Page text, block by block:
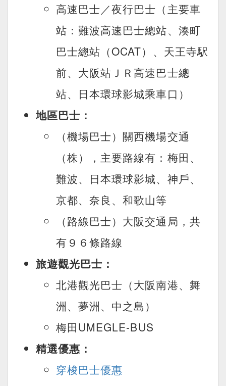
高速巴士／夜行巴士（主要車
站：難波高速巴士總站、湊町
巴士總站（OCAT）、天王寺駅
前、大阪站ＪＲ高速巴士總
站、日本環球影城乘車口）
地區巴士：
（機場巴士）關西機場交通
（株），主要路線有：梅田、
難波、日本環球影城、神戶、
京都、奈良、和歌山等
（路線巴士）大阪交通局，共
有９６條路線
旅遊觀光巴士：
北港觀光巴士（大阪南港、舞
洲、夢洲、中之島）
梅田UMEGLE-BUS
精選優惠：
穿梭巴士優惠